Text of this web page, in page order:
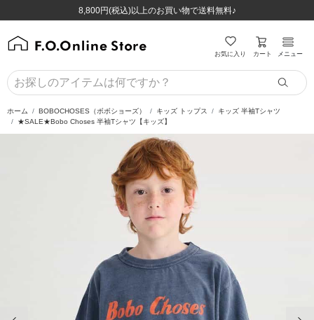
8,800円(税込)以上のお買い物で送料無料♪
ほぼ全品半額！！8/12(水)お昼12:59まで！！
8,800円(税込)以上のお買い物で送料無料♪
ほぼ全品半額！！8/12(水)お昼12:59まで！！
お気に入り カート メニュー
ホーム BOBOCHOSES（ボボショーズ） キッズ トップス
キッズ 半袖Tシャツ
★SALE★Bobo Choses 半袖Tシャツ【キッズ】